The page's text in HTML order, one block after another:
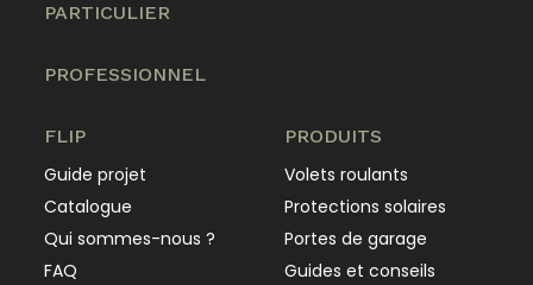
PARTICULIER
PROFESSIONNEL
FLIP
Guide projet
Catalogue
Qui sommes-nous ?
FAQ
PRODUITS
Volets roulants
Protections solaires
Portes de garage
Guides et conseils